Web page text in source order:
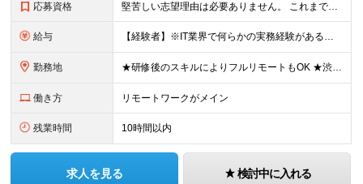
応募資格 堅苦しい志望理由は必要ありません。 これまでの経験や経歴よりも、私たちは“これから”を重視します。 ★学歴・経歴不問 ★完全未経験OK ★社会人デビュー歓迎 ★第二新卒OK ＼当てはまる方はぜひご
給与 【経験者】※IT業界で何らかの実務経験がある方 月給35万円～＋業績賞与＋交通費＋各種手当 ※固定残業代（30時間分／6万6,610円～）を含む。超過分は追加支給。 能力やスキルを考慮し、初任給を決定
勤務地 ★研修後のスキルによりフルリモートもOK ★渋谷駅徒歩2分！100席の新しいコワーキングスペース完備 ★本社、東京都、神奈川県、埼玉県、千葉県などのプロジェクト先 【本社】 東京都渋谷区渋谷3-10
働き方 リモートワークがメイン
残業時間 10時間以内
求人を見る 検討中に入れる